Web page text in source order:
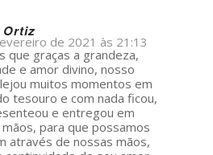
Ortiz
de 2021 às 21:13
que graças a grandeza,
e amor divino, nosso
muitos momentos em
tesouro e com nada ficou,
e entregou em
para que possamos
através de nossas mãos,